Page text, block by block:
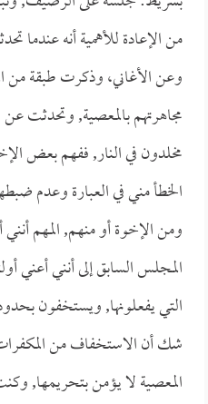
من الإعادة للأهمية أنه عندما
وعن الأغاني، وذكرت طبقة من
مجاهرتهم بالمعصية, وتحدثت
مخلدون في النار, ففهم بعض
الخطأ مني في العبارة وعدم
ومن الإخوة أو منهم, المهم
المجلس السابق إلى أنني أعني
التي يفعلونها, ويستخفون
شك أن الاستخفاف من
المعصية لا يؤمن بتحريمها,